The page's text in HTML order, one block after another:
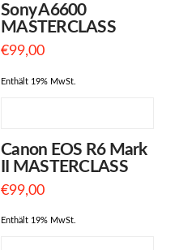
5.00
Sony A6600
MASTERCLASS
€99,00
Enthält 19% MwSt.
5.00
Canon EOS R6 Mark
II MASTERCLASS
€99,00
Enthält 19% MwSt.